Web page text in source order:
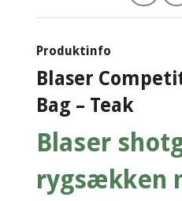
Produktinfo
Blaser
Bag – Teak
Blaser
rygsækken